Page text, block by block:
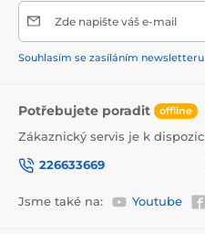
Zde napište váš e-mail
Souhlasím se zasíláním newsletteru
Potřebujete poradit offline
Zákaznický servis je k
226633669
Jsme také na: Youtube